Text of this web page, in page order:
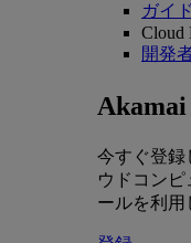
ガイ
Cloud
開発
今すぐ登録
ウドコン
ールを利用